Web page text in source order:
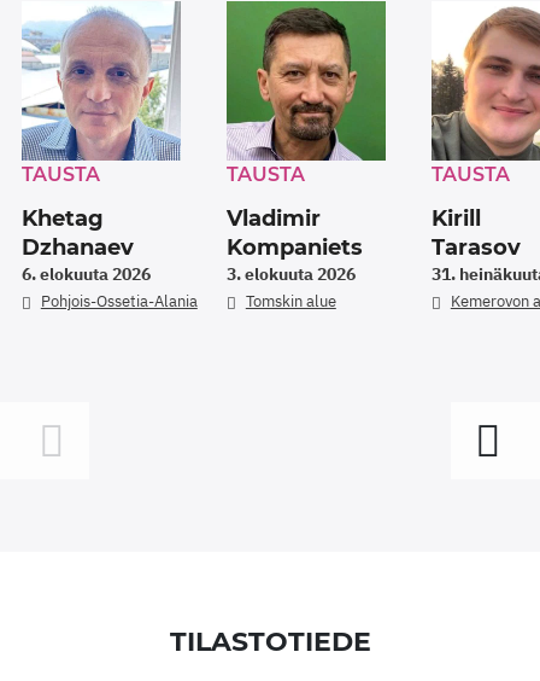
TAUSTA
Khetag
Dzhanaev
6. elokuuta 2026
Pohjois-Ossetia-Alania
TAUSTA
Vladimir
Kompaniets
3. elokuuta 2026
Tomskin alue
TAUSTA
Kirill
Tarasov
31.
Kemerovon
TILASTOTIEDE